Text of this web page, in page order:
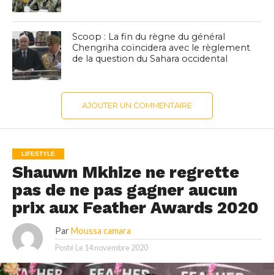
Scoop : La fin du règne du général
Chengriha coïncidera avec le règlement
de la question du Sahara occidental
AJOUTER UN COMMENTAIRE
LIFESTYLE
Shauwn Mkhize ne regrette
pas de ne pas gagner aucun
prix aux Feather Awards 2020
Par Moussa camara
Posté Le 14 novembre 2020